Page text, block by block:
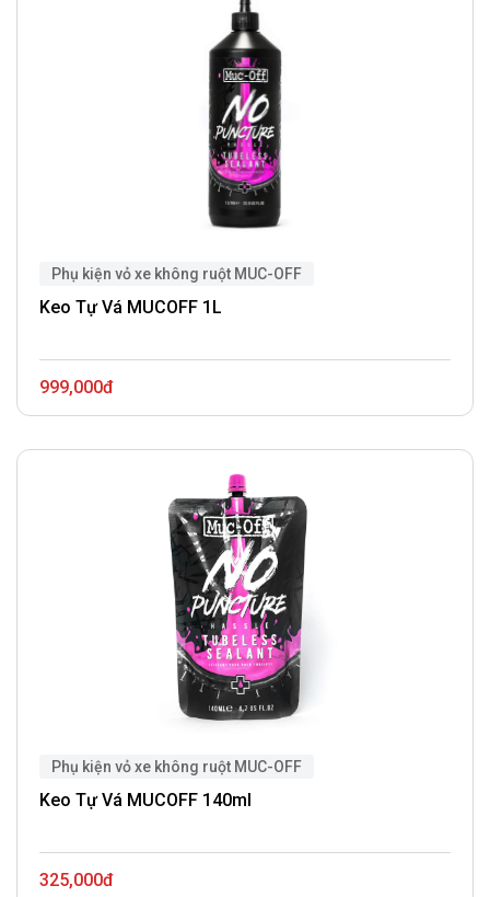
Phụ kiện vỏ xe không ruột MUC-OFF
Keo Tự Vá MUCOFF 1L
999,000đ
Phụ kiện vỏ xe không ruột MUC-OFF
Keo Tự Vá MUCOFF 140ml
325,000đ